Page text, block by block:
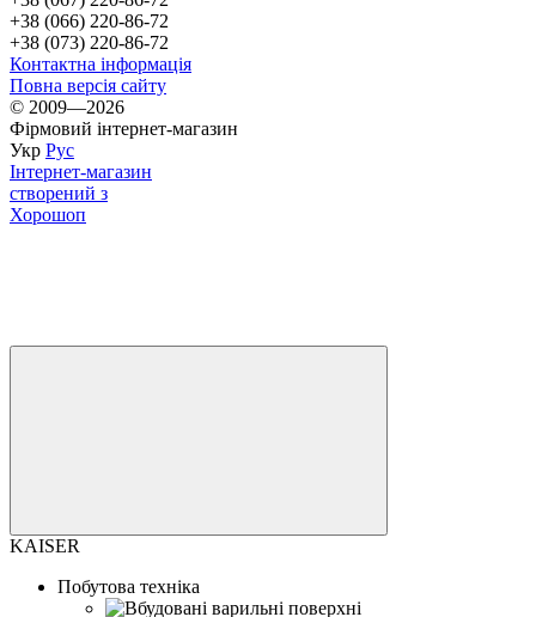
+38 (066) 220-86-72
+38 (073) 220-86-72
Контактна інформація
Повна версія сайту
© 2009—2026
Фірмовий інтернет-магазин
Укр Рус
Інтернет-магазин
створений з
Хорошоп
KAISER
Побутова техніка